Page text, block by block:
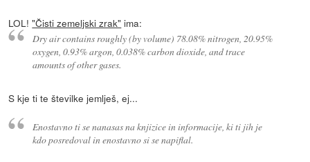
LOL!"Čisti zemeljski zrak" ima:
Dry air contains roughly (by volume) 78.08% nitrogen, 20.95%
oxygen, 0.93% argon, 0.038% carbon dioxide, and trace
amounts of other gases.
S kje ti te številke jemlješ, ej...
Enostavno ti se nanasas na knjizice in informacije, ki ti jih je
kdo posredoval in enostavno si se napiflal.